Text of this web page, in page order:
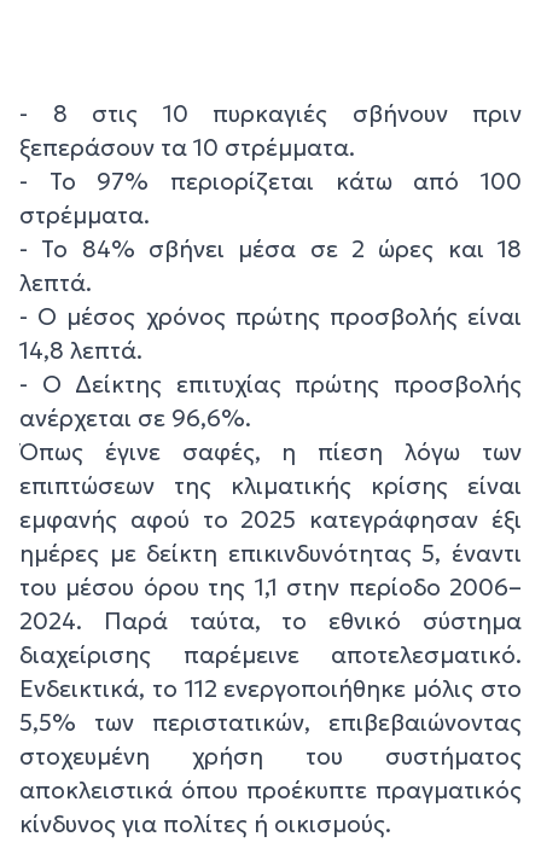
- 8 στις 10 πυρκαγιές σβήνουν πριν
ξεπεράσουν τα 10 στρέμματα.
- Το 97% περιορίζεται κάτω από 100
στρέμματα.
- Το 84% σβήνει μέσα σε 2 ώρες και 18
λεπτά.
- Ο μέσος χρόνος πρώτης προσβολής είναι
14,8 λεπτά.
- Ο Δείκτης επιτυχίας πρώτης προσβολής
ανέρχεται σε 96,6%.
Όπως έγινε σαφές, η πίεση λόγω των
επιπτώσεων της κλιματικής κρίσης είναι
εμφανής αφού το 2025 κατεγράφησαν έξι
ημέρες με δείκτη επικινδυνότητας 5, έναντι
του μέσου όρου της 1,1 στην περίοδο 2006–
2024. Παρά ταύτα, το εθνικό σύστημα
διαχείρισης παρέμεινε αποτελεσματικό.
Ενδεικτικά, το 112 ενεργοποιήθηκε μόλις στο
5,5% των περιστατικών, επιβεβαιώνοντας
στοχευμένη χρήση του συστήματος
αποκλειστικά όπου προέκυπτε πραγματικός
κίνδυνος για πολίτες ή οικισμούς.